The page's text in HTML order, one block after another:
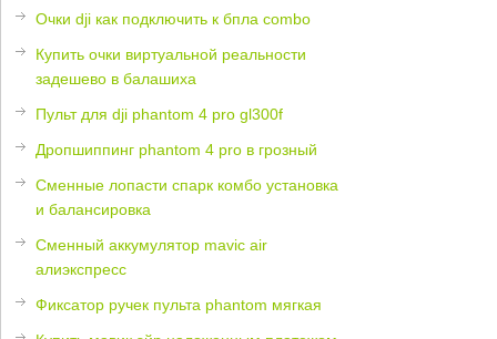
Очки dji как подключить к бпла combo
Купить очки виртуальной реальности
задешево в балашиха
Пульт для dji phantom 4 pro gl300f
Дропшиппинг phantom 4 pro в грозный
Сменные лопасти спарк комбо установка
и балансировка
Сменный аккумулятор mavic air
алиэкспресс
Фиксатор ручек пульта phantom мягкая